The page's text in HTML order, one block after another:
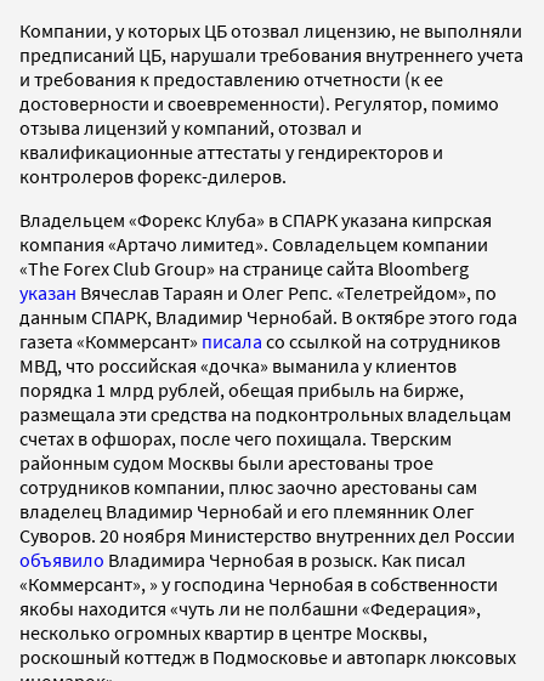
Компании, у которых ЦБ отозвал лицензию, не выполняли
предписаний ЦБ, нарушали требования внутреннего учета
и требования к предоставлению отчетности (к ее
достоверности и своевременности). Регулятор, помимо
отзыва лицензий у компаний, отозвал и
квалификационные аттестаты у гендиректоров и
контролеров форекс-дилеров.
Владельцем «Форекс Клуба» в СПАРК указана кипрская
компания «Артачо лимитед». Совладельцем компании
«The Forex Club Group» на странице сайта Bloomberg
указан Вячеслав Тараян и Олег Репс. «Телетрейдом», по
данным СПАРК, Владимир Чернобай. В октябре этого года
газета «Коммерсант» писала со ссылкой на сотрудников
МВД, что российская «дочка» выманила у клиентов
порядка 1 млрд рублей, обещая прибыль на бирже,
размещала эти средства на подконтрольных владельцам
счетах в офшорах, после чего похищала. Тверским
районным судом Москвы были арестованы трое
сотрудников компании, плюс заочно арестованы сам
владелец Владимир Чернобай и его племянник Олег
Суворов. 20 ноября Министерство внутренних дел России
объявило Владимира Чернобая в розыск. Как писал
«Коммерсант», » у господина Чернобая в собственности
якобы находится «чуть ли не полбашни «Федерация»,
несколько огромных квартир в центре Москвы,
роскошный коттедж в Подмосковье и автопарк люксовых